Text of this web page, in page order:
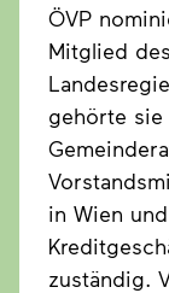
ÖVP
Mitglied
gehörte sie
in Wien
zuständig.